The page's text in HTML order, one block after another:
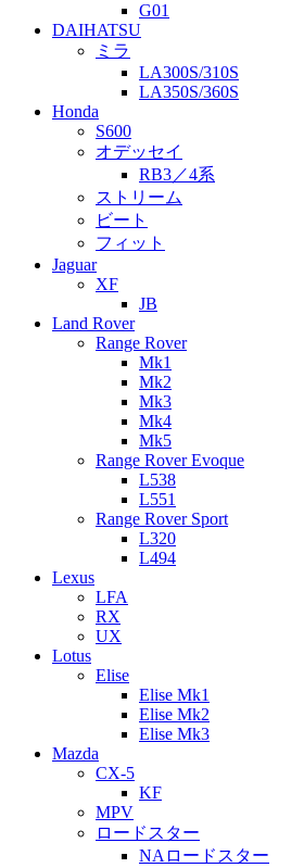
G01
DAIHATSU
ミラ
LA300S/310S
LA350S/360S
Honda
S600
オデッセイ
RB3／4系
ストリーム
ビート
フィット
Jaguar
XF
JB
Land Rover
Range Rover
Mk1
Mk2
Mk3
Mk4
Mk5
Range Rover Evoque
L538
L551
Range Rover Sport
L320
L494
Lexus
LFA
RX
UX
Lotus
Elise
Elise Mk1
Elise Mk2
Elise Mk3
Mazda
CX-5
KF
MPV
ロードスター
NAロードスター